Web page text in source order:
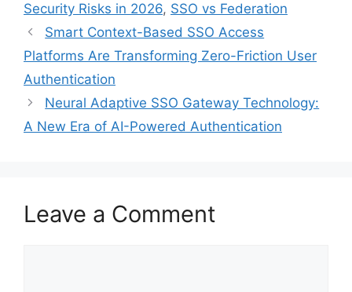
Security Risks in 2026, SSO vs Federation
Smart Context-Based SSO Access
Platforms Are Transforming Zero-Friction User
Authentication
Neural Adaptive SSO Gateway Technology:
A New Era of AI-Powered Authentication
Leave a Comment